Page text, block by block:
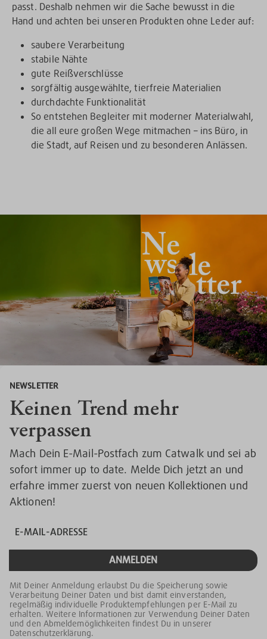
passt. Deshalb nehmen wir die Sache bewusst in die
Hand und achten bei unseren Produkten ohne Leder auf:
saubere Verarbeitung
stabile Nähte
gute Reißverschlüsse
sorgfältig ausgewählte, tierfreie Materialien
durchdachte Funktionalität
So entstehen Begleiter mit moderner Materialwahl,
die all eure großen Wege mitmachen – ins Büro, in
die Stadt, auf Reisen und zu besonderen Anlässen.
NEWSLETTER
Keinen Trend mehr
verpassen
Mach Dein E-Mail-Postfach zum Catwalk und sei ab
sofort immer up to date. Melde Dich jetzt an und
erfahre immer zuerst von neuen Kollektionen und
Aktionen!
ANMELDEN
Mit Deiner Anmeldung erlaubst Du die Speicherung sowie
Verarbeitung Deiner Daten und bist damit einverstanden,
regelmäßig individuelle Produktempfehlungen per E-Mail zu
erhalten. Weitere Informationen zur Verwendung Deiner Daten
und den Abmeldemöglichkeiten findest Du in unserer
Datenschutzerklärung.